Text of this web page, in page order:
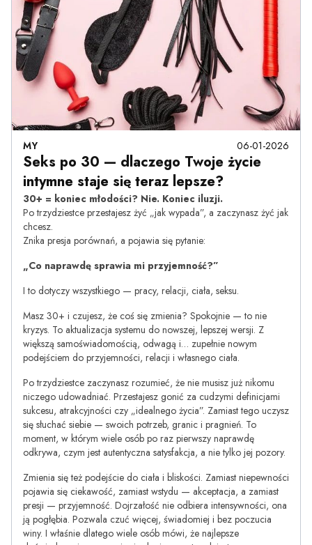
MY 06-01-2026
Seks po 30 — dlaczego Twoje życie
intymne staje się teraz lepsze?
30+ = koniec młodości? Nie. Koniec iluzji.
Po trzydziestce przestajesz żyć „jak wypada”, a zaczynasz żyć jak
chcesz.
Znika presja porównań, a pojawia się pytanie:
„Co naprawdę sprawia mi przyjemność?”
I to dotyczy wszystkiego — pracy, relacji, ciała, seksu.
Masz 30+ i czujesz, że coś się zmienia? Spokojnie — to nie
kryzys. To aktualizacja systemu do nowszej, lepszej wersji. Z
większą samoświadomością, odwagą i… zupełnie nowym
podejściem do przyjemności, relacji i własnego ciała.
Po trzydziestce zaczynasz rozumieć, że nie musisz już nikomu
niczego udowadniać. Przestajesz gonić za cudzymi definicjami
sukcesu, atrakcyjności czy „idealnego życia”. Zamiast tego uczysz
się słuchać siebie — swoich potrzeb, granic i pragnień. To
moment, w którym wiele osób po raz pierwszy naprawdę
odkrywa, czym jest autentyczna satysfakcja, a nie tylko jej pozory.
Zmienia się też podejście do ciała i bliskości. Zamiast niepewności
pojawia się ciekawość, zamiast wstydu — akceptacja, a zamiast
presji — przyjemność. Dojrzałość nie odbiera intensywności, ona
ją pogłębia. Pozwala czuć więcej, świadomiej i bez poczucia
winy. I właśnie dlatego wiele osób mówi, że najlepsze